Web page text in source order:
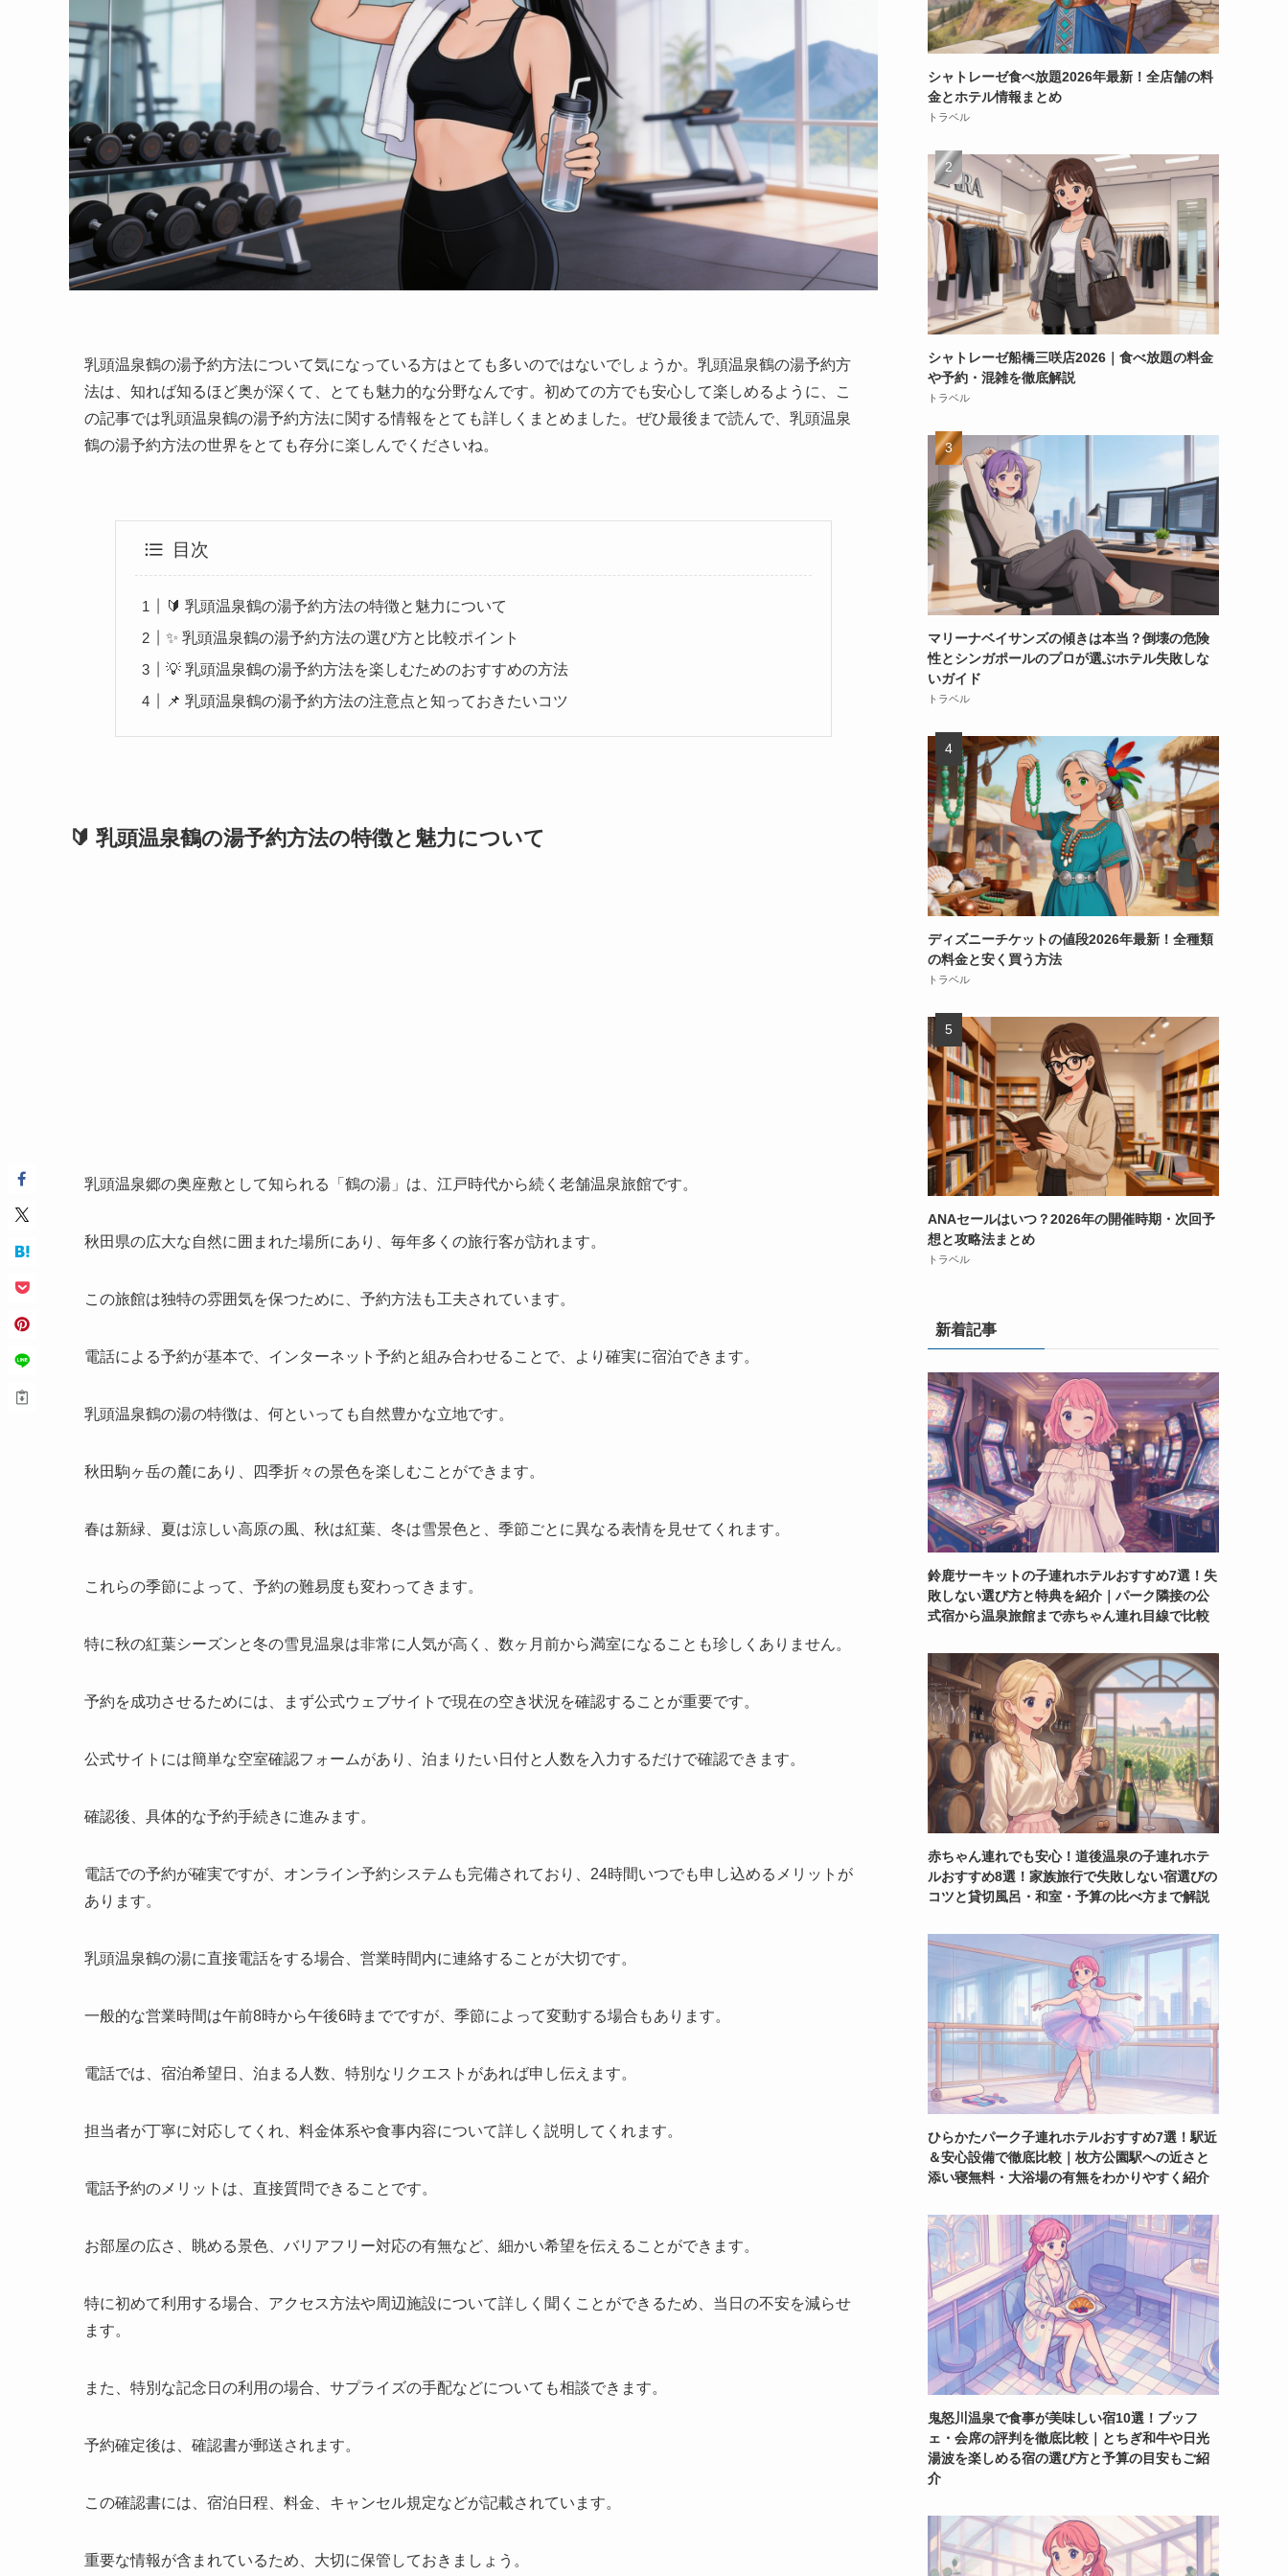
乳頭温泉鶴の湯予約方法について気になっている方はとても多いのではないでしょうか。乳頭温泉鶴の湯予約方
法は、知れば知るほど奥が深くて、とても魅力的な分野なんです。初めての方でも安心して楽しめるように、こ
の記事では乳頭温泉鶴の湯予約方法に関する情報をとても詳しくまとめました。ぜひ最後まで読んで、乳頭温泉
鶴の湯予約方法の世界をとても存分に楽しんでくださいね。
目次
🔰 乳頭温泉鶴の湯予約方法の特徴と魅力について
✨ 乳頭温泉鶴の湯予約方法の選び方と比較ポイント
💡 乳頭温泉鶴の湯予約方法を楽しむためのおすすめの方法
📌 乳頭温泉鶴の湯予約方法の注意点と知っておきたいコツ
🔰 乳頭温泉鶴の湯予約方法の特徴と魅力について
乳頭温泉郷の奥座敷として知られる「鶴の湯」は、江戸時代から続く老舗温泉旅館です。
秋田県の広大な自然に囲まれた場所にあり、毎年多くの旅行客が訪れます。
この旅館は独特の雰囲気を保つために、予約方法も工夫されています。
電話による予約が基本で、インターネット予約と組み合わせることで、より確実に宿泊できます。
乳頭温泉鶴の湯の特徴は、何といっても自然豊かな立地です。
秋田駒ヶ岳の麓にあり、四季折々の景色を楽しむことができます。
春は新緑、夏は涼しい高原の風、秋は紅葉、冬は雪景色と、季節ごとに異なる表情を見せてくれます。
これらの季節によって、予約の難易度も変わってきます。
特に秋の紅葉シーズンと冬の雪見温泉は非常に人気が高く、数ヶ月前から満室になることも珍しくありません。
予約を成功させるためには、まず公式ウェブサイトで現在の空き状況を確認することが重要です。
公式サイトには簡単な空室確認フォームがあり、泊まりたい日付と人数を入力するだけで確認できます。
確認後、具体的な予約手続きに進みます。
電話での予約が確実ですが、オンライン予約システムも完備されており、24時間いつでも申し込めるメリットが
あります。
乳頭温泉鶴の湯に直接電話をする場合、営業時間内に連絡することが大切です。
一般的な営業時間は午前8時から午後6時までですが、季節によって変動する場合もあります。
電話では、宿泊希望日、泊まる人数、特別なリクエストがあれば申し伝えます。
担当者が丁寧に対応してくれ、料金体系や食事内容について詳しく説明してくれます。
電話予約のメリットは、直接質問できることです。
お部屋の広さ、眺める景色、バリアフリー対応の有無など、細かい希望を伝えることができます。
特に初めて利用する場合、アクセス方法や周辺施設について詳しく聞くことができるため、当日の不安を減らせ
ます。
また、特別な記念日の利用の場合、サプライズの手配などについても相談できます。
予約確定後は、確認書が郵送されます。
この確認書には、宿泊日程、料金、キャンセル規定などが記載されています。
重要な情報が含まれているため、大切に保管しておきましょう。
シャトレーゼ食べ放題2026年最新！全店舗の料
金とホテル情報まとめ
トラベル
シャトレーゼ船橋三咲店2026｜食べ放題の料金
や予約・混雑を徹底解説
トラベル
マリーナベイサンズの傾きは本当？倒壊の危険
性とシンガポールのプロが選ぶホテル失敗しな
いガイド
トラベル
ディズニーチケットの値段2026年最新！全種類
の料金と安く買う方法
トラベル
ANAセールはいつ？2026年の開催時期・次回予
想と攻略法まとめ
トラベル
新着記事
鈴鹿サーキットの子連れホテルおすすめ7選！失
敗しない選び方と特典を紹介｜パーク隣接の公
式宿から温泉旅館まで赤ちゃん連れ目線で比較
赤ちゃん連れでも安心！道後温泉の子連れホテ
ルおすすめ8選！家族旅行で失敗しない宿選びの
コツと貸切風呂・和室・予算の比べ方まで解説
ひらかたパーク子連れホテルおすすめ7選！駅近
＆安心設備で徹底比較｜枚方公園駅への近さと
添い寝無料・大浴場の有無をわかりやすく紹介
鬼怒川温泉で食事が美味しい宿10選！ブッフ
ェ・会席の評判を徹底比較｜とちぎ和牛や日光
湯波を楽しめる宿の選び方と予算の目安もご紹
介